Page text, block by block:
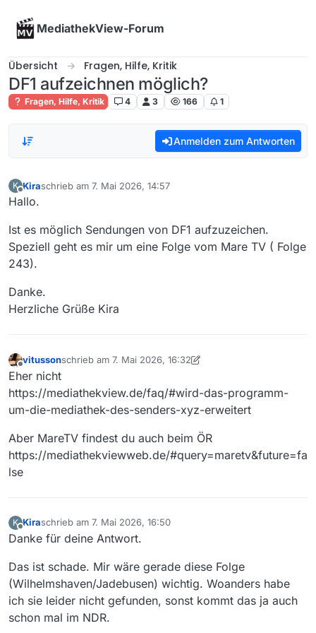
MediathekView-Forum
Übersicht Fragen, Hilfe, Kritik
DF1 aufzeichnen möglich?
Fragen, Hilfe, Kritik 4 3 166 1
Anmelden zum Antworten
K
Offline
Kiraschrieb am 7. Mai 2026, 14:57
zuletzt editiert von
Hallo.
Ist es möglich Sendungen von DF1 aufzuzeichen.
Speziell geht es mir um eine Folge vom Mare TV ( Folge
243).
Danke.
Herzliche Grüße Kira
Offline
vitussonschrieb am 7. Mai 2026, 16:32
zuletzt editiert von vitusson5. Juli 2026, 18:35
Eher nicht
https://mediathekview.de/faq/#wird-das-programm-
um-die-mediathek-des-senders-xyz-erweitert
Aber MareTV findest du auch beim ÖR
https://mediathekviewweb.de/#query=maretv&future=fa
lse
K
Offline
Kiraschrieb am 7. Mai 2026, 16:50
zuletzt editiert von
Danke für deine Antwort.
Das ist schade. Mir wäre gerade diese Folge
(Wilhelmshaven/Jadebusen) wichtig. Woanders habe
ich sie leider nicht gefunden, sonst kommt das ja auch
schon mal im NDR.